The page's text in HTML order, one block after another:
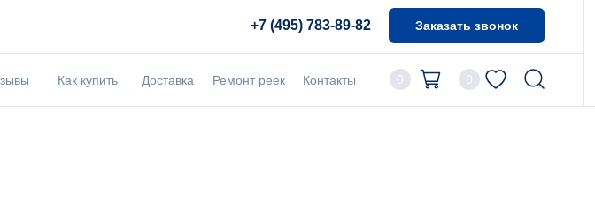
+7 (495) 783-89-82 Заказать звонок
0
Доставка Ремонт реек Контакты
Как купить 0